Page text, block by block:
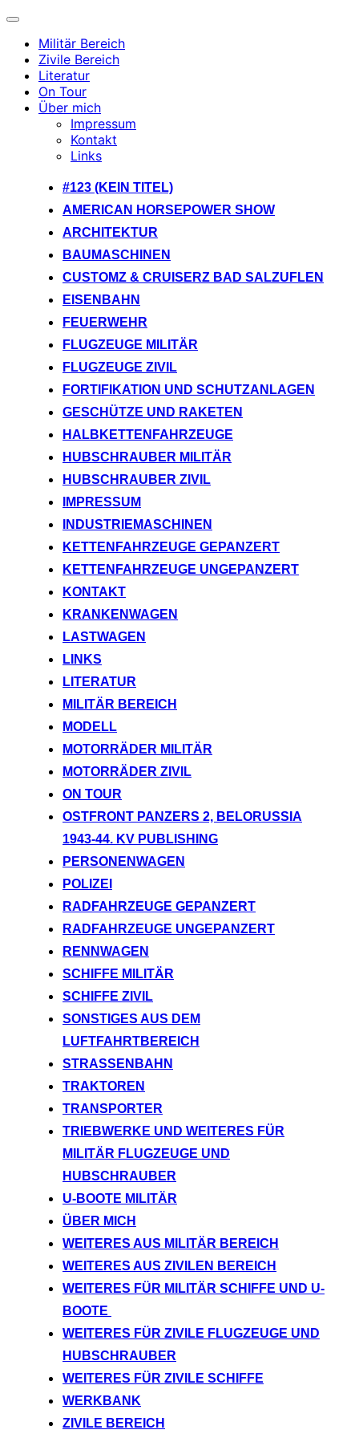
Navigation
umschalten
Militär Bereich
Zivile Bereich
Literatur
On Tour
Über mich
Impressum
Kontakt
Links
springen
#123 (KEIN TITEL)
AMERICAN HORSEPOWER SHOW
ARCHITEKTUR
BAUMASCHINEN
CUSTOMZ & CRUISERZ BAD SALZUFLEN
EISENBAHN
FEUERWEHR
FLUGZEUGE MILITÄR
FLUGZEUGE ZIVIL
FORTIFIKATION UND SCHUTZANLAGEN
GESCHÜTZE UND RAKETEN
HALBKETTENFAHRZEUGE
HUBSCHRAUBER MILITÄR
HUBSCHRAUBER ZIVIL
IMPRESSUM
INDUSTRIEMASCHINEN
KETTENFAHRZEUGE GEPANZERT
KETTENFAHRZEUGE UNGEPANZERT
KONTAKT
KRANKENWAGEN
LASTWAGEN
LINKS
LITERATUR
MILITÄR BEREICH
MODELL
MOTORRÄDER MILITÄR
MOTORRÄDER ZIVIL
ON TOUR
OSTFRONT PANZERS 2, BELORUSSIA
1943-44. KV PUBLISHING
PERSONENWAGEN
POLIZEI
RADFAHRZEUGE GEPANZERT
RADFAHRZEUGE UNGEPANZERT
RENNWAGEN
SCHIFFE MILITÄR
SCHIFFE ZIVIL
SONSTIGES AUS DEM
LUFTFAHRTBEREICH
STRASSENBAHN
TRAKTOREN
TRANSPORTER
TRIEBWERKE UND WEITERES FÜR
MILITÄR FLUGZEUGE UND
HUBSCHRAUBER
U-BOOTE MILITÄR
ÜBER MICH
WEITERES AUS MILITÄR BEREICH
WEITERES AUS ZIVILEN BEREICH
WEITERES FÜR MILITÄR SCHIFFE UND U-
BOOTE
WEITERES FÜR ZIVILE FLUGZEUGE UND
HUBSCHRAUBER
WEITERES FÜR ZIVILE SCHIFFE
WERKBANK
ZIVILE BEREICH